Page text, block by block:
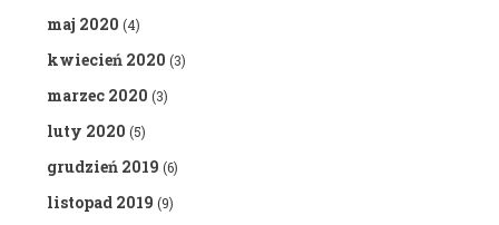
maj 2020 (4)
kwiecień 2020 (3)
marzec 2020 (3)
luty 2020 (5)
grudzień 2019 (6)
listopad 2019 (9)